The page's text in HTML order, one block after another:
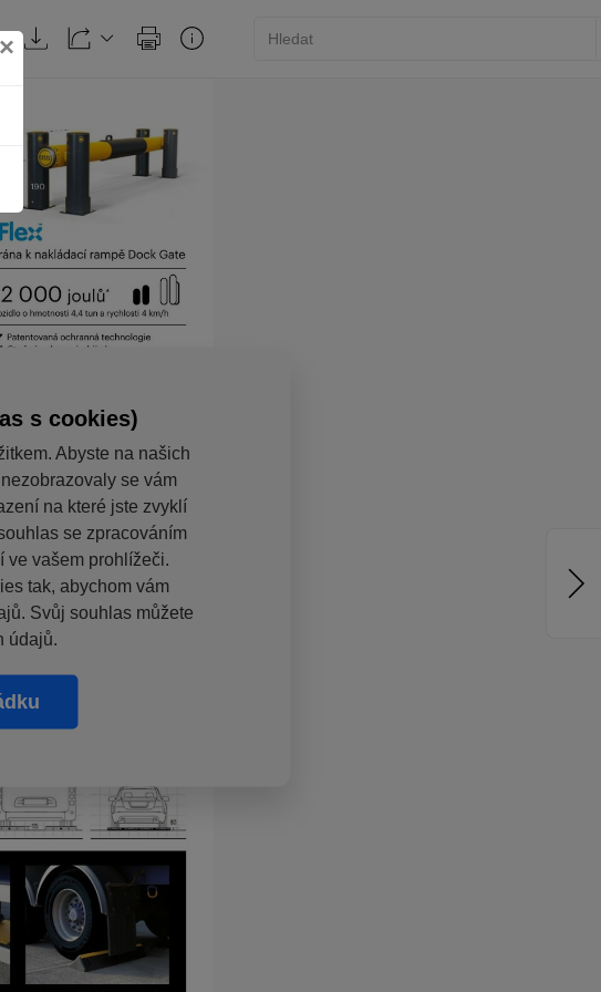
×
s cookies)
Abyste na našich
se vám
na které jste zvyklí
se zpracováním
ve vašem prohlížeči.
tak, abychom vám
Svůj souhlas můžete
údajů.